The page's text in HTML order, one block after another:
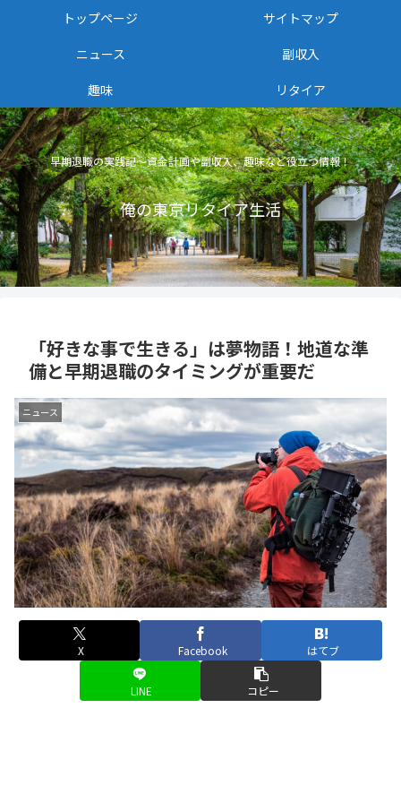
早期退職の実践記〜資金計画や副収入、趣味など役立つ情報！
俺の東京リタイア生活
トップページ
サイトマップ
ニュース
副収入
趣味
リタイア
「好きな事で生きる」は夢物語！地道な準
備と早期退職のタイミングが重要だ
ニュース
X Facebook はてブ
LINE コピー